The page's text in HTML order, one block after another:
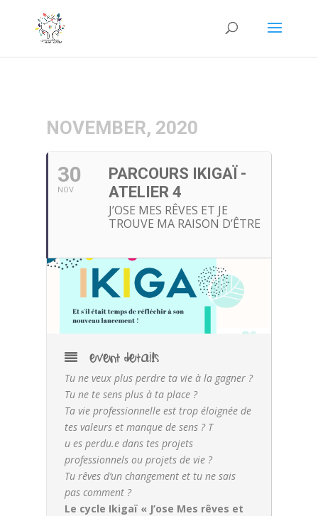
NOVEMBER, 2020
30
NOV
PARCOURS IKIGAÏ -
ATELIER 4
J’OSE MES RÊVES ET JE
TROUVE MA RAISON D’ÊTRE
EVENT DETAILS
Tu ne veux plus perdre ta vie à la gagner ?
Tu ne te sens plus à ta place ?
Ta vie professionnelle est trop éloignée de
tes valeurs et manque de sens ? T
u es perdu.e dans tes projets
professionnels ou projets de vie ?
Tu rêves d’un changement et tu ne sais
pas comment ?
Le cycle Ikigaï « J’ose Mes rêves et